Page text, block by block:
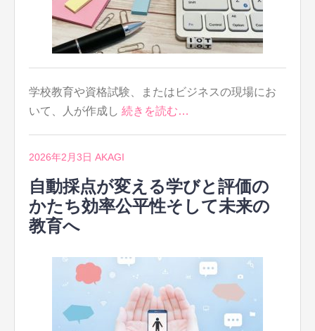
学校教育や資格試験、またはビジネスの現場にお
いて、人が作成し 続きを読む…
2026年2月3日 AKAGI
自動採点が変える学びと評価の
かたち効率公平性そして未来の
教育へ